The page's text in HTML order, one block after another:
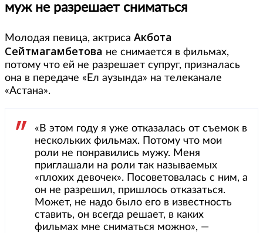
муж не разрешает сниматься
Молодая певица, актриса Акбота
Сейтмагамбетова не снимается в фильмах,
потому что ей не разрешает супруг, призналась
она в передаче «Ел аузында» на телеканале
«Астана».
«В этом году я уже отказалась от съемок в
нескольких фильмах. Потому что мои
роли не понравились мужу. Меня
приглашали на роли так называемых
«плохих девочек». Посоветовалась с ним, а
он не разрешил, пришлось отказаться.
Может, не надо было его в известность
ставить, он всегда решает, в каких
фильмах мне сниматься можно», —